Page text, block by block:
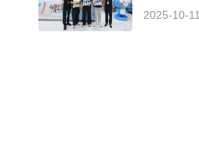
2025-10-11